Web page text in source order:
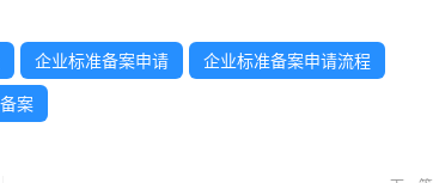
企业标准备案申请 企业标准备案申请流程
案